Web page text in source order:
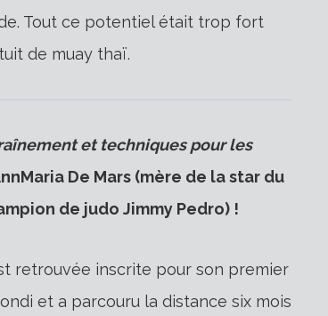
Tout ce potentiel était trop fort
de muay thaï.
et techniques pour les
De Mars (mère de la star du
de judo Jimmy Pedro) !
retrouvée inscrite pour son premier
et a parcouru la distance six mois